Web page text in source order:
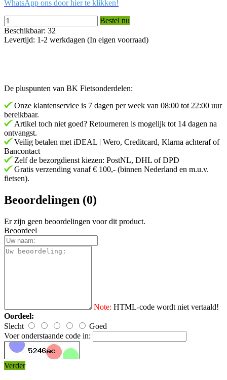
WhatsApp ons door hier te klikken!
Bestel nu
Beschikbaar: 32
Levertijd: 1-2 werkdagen (In eigen voorraad)
De pluspunten van BK Fietsonderdelen:
Onze klantenservice is 7 dagen per week van 08:00 tot 22:00 uur
bereikbaar.
Artikel toch niet goed? Retourneren is mogelijk tot 14 dagen na
ontvangst.
Veilig betalen met iDEAL | Wero, Creditcard, Klarna achteraf of
Bancontact
Zelf de bezorgdienst kiezen: PostNL, DHL of DPD
Gratis verzending vanaf € 100,- (binnen Nederland en m.u.v.
fietsen).
Beoordelingen (0)
Er zijn geen beoordelingen voor dit product.
Beoordeel
Note: HTML-code wordt niet vertaald!
Oordeel:
Slecht
Goed
Voer onderstaande code in:
Verder